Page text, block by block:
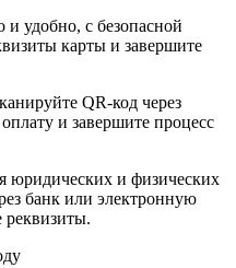
удобно, с безопасной
карты и завершите
QR-код через
и завершите процесс
юридических и физических
банк или электронную
реквизиты.